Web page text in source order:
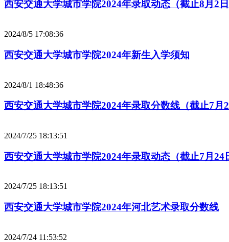
西安交通大学城市学院2024年录取动态（截止8月2日
2024/8/5 17:08:36
西安交通大学城市学院2024年新生入学须知
2024/8/1 18:48:36
西安交通大学城市学院2024年录取分数线（截止7月
2024/7/25 18:13:51
西安交通大学城市学院2024年录取动态（截止7月24
2024/7/25 18:13:51
西安交通大学城市学院2024年河北艺术录取分数线
2024/7/24 11:53:52